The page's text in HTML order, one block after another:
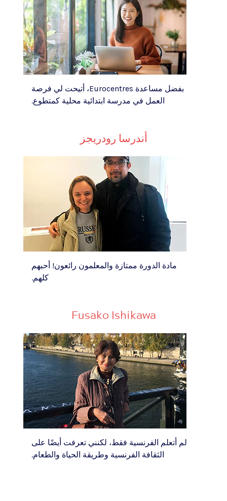
بفضل مساعدة Eurocentres، أتيحت لي فرصة
العمل في مدرسة ابتدائية محلية كمتطوع.
أندرسا رودريجز
مادة الدورة ممتازة والمعلمون رائعون! أحبهم
كلهم.
Fusako Ishikawa
لم أتعلم الفرنسية فقط، لكنني تعرفت أيضًا على
الثقافة الفرنسية وطريقة الحياة والطعام.